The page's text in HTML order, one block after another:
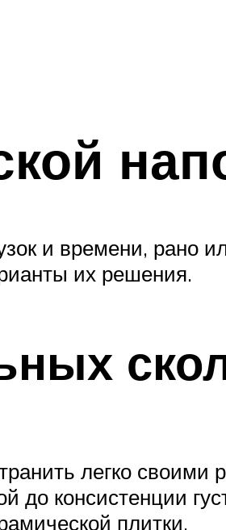
и времени, рано
их решения.
легко своими
до консистенции
плитки.